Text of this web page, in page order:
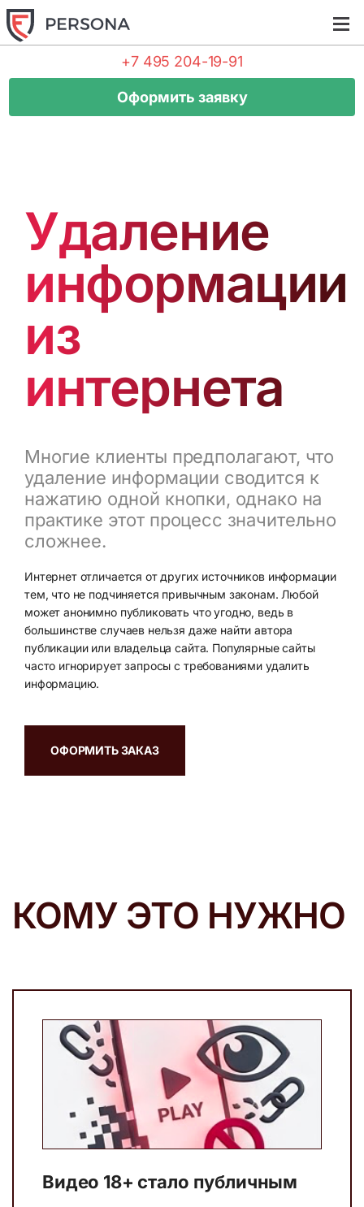
+7 495 204-19-91
Оформить заявку
Удаление
информации
из
интернета
Многие клиенты предполагают, что
удаление информации сводится к
нажатию одной кнопки, однако на
практике этот процесс значительно
сложнее.
Интернет отличается от других источников информации
тем, что не подчиняется привычным законам. Любой
может анонимно публиковать что угодно, ведь в
большинстве случаев нельзя даже найти автора
публикации или владельца сайта. Популярные сайты
часто игнорирует запросы с требованиями удалить
информацию.
ОФОРМИТЬ ЗАКАЗ
КОМУ ЭТО НУЖНО
Видео 18+ стало публичным